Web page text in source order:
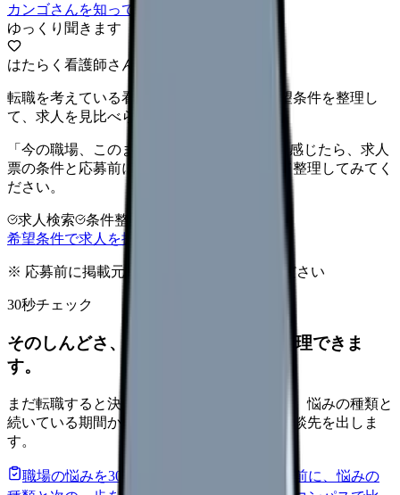
カンゴさんを知ってから相談する
ゆっくり聞きます
はたらく看護師さん 求人
転職を考えている看護師さんへ。まずは希望条件を整理し
て、求人を見比べられます。
「今の職場、このままでいいのかな...」そう感じたら、求人
票の条件と応募前に確認したい不安を分けて整理してみてく
ださい。
求人検索 条件整理
希望条件で求人を探す
※ 応募前に掲載元の最新情報を確認してください
30秒チェック
そのしんどさ、転職すべきサインか整理できま
す。
まだ転職すると決めていなくても大丈夫です。悩みの種類と
続いている期間から、次に見るべき記事と相談先を出しま
す。
職場の悩みを30秒で診断
辞めるべきか迷う前に、悩みの